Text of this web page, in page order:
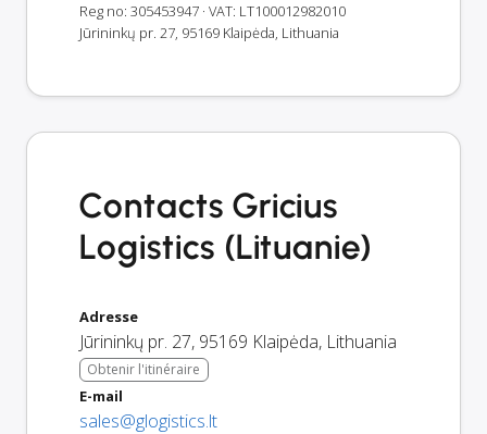
Reg no: 305453947 · VAT: LT100012982010
Jūrininkų pr. 27, 95169 Klaipėda, Lithuania
Contacts Gricius
Logistics (Lituanie)
Adresse
Jūrininkų pr. 27, 95169 Klaipėda, Lithuania
Obtenir l'itinéraire
E-mail
sales@glogistics.lt